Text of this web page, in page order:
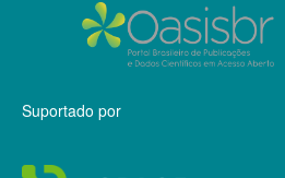
Suportado por